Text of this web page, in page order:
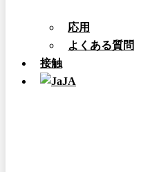
応用
よくある質問
接触
JA